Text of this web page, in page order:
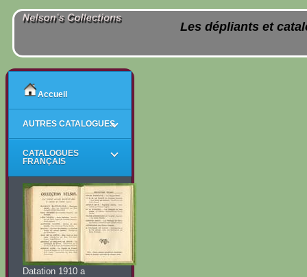
Les dépliants et
Accueil
AUTRES CATALOGUES
CATALOGUES
FRANÇAIS
Datation 1910 a